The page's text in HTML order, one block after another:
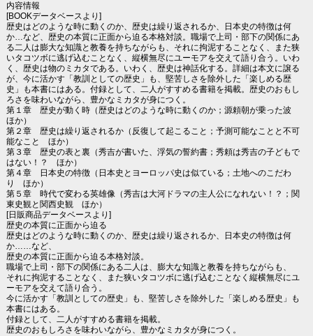
内容情報
[BOOKデータベースより]
歴史はどのような時に動くのか、歴史は繰り返されるか、日本史の特徴は何
か…など、歴史の本質に正面から迫る本格対談。職場で上司・部下の関係にあ
る二人は膨大な知識と教養を持ちながらも、それに拘泥することなく、また狭
いタコツボに逃げ込むことなく、縦横無尽にユーモアを交えて語り合う。いわ
く、歴史は物のミカタである。いわく、歴史は神話化する。詳細は本文に譲る
が、今に活かす「教訓としての歴史」も、堅苦しさを除外した「楽しめる歴
史」も本書にはある。付録として、二人がすすめる書籍を掲載。歴史のおもし
ろさを味わいながら、豊かなミカタが身につく。
第１章 歴史が動く時（歴史はどのような時に動くのか；源頼朝が乗った波
ほか）
第２章 歴史は繰り返されるか（反復して起こること；予測可能なことと不可
能なこと ほか）
第３章 歴史の表と裏（秀吉が書いた、浮気の誓約書；秀頼は秀吉の子どもで
はない！？ ほか）
第４章 日本史の特徴（日本史とヨーロッパ史は似ている；土地へのこだわ
り ほか）
第５章 時代で変わる英雄像（秀吉は大河ドラマの主人公になれない！？；関
東史観と関西史観 ほか）
[日販商品データベースより]
歴史の本質に正面から迫る
歴史はどのような時に動くのか、歴史は繰り返されるか、日本史の特徴は何
か……など、
歴史の本質に正面から迫る本格対談。
職場で上司・部下の関係にある二人は、膨大な知識と教養を持ちながらも、
それに拘泥することなく、また狭いタコツボに逃げ込むことなく縦横無尽にユ
ーモアを交えて語り合う。
今に活かす「教訓としての歴史」も、堅苦しさを除外した「楽しめる歴史」も
本書にはある。
付録として、二人がすすめる書籍を掲載。
歴史のおもしろさを味わいながら、豊かなミカタが身につく。